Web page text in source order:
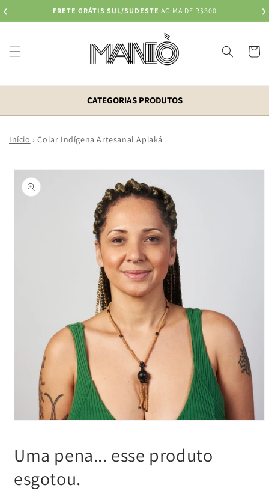
conteúdo
❮ FRETE GRÁTIS SUL/SUDESTE ACIMA DE R$300 ❯
CATEGORIAS PRODUTOS
Início › Colar Indígena Artesanal Apiaká
informações
do produto
Uma pena... esse produto
esgotou.